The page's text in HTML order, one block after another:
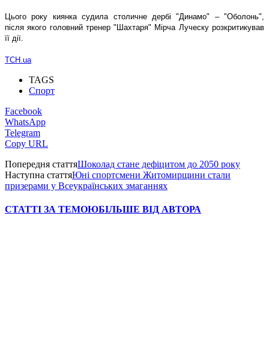
Цього року киянка судила столичне дербі "Динамо" – "Оболонь",
після якого головний тренер "Шахтаря" Мірча Луческу розкритикував
її дії.
ТСН.ua
TAGS
Спорт
Facebook
WhatsApp
Telegram
Copy URL
Попередня статтяШоколад стане дефіцитом до 2050 року
Наступна статтяЮні спортсмени Житомирщини стали
призерами у Всеукраїнських змаганнях
СТАТТІ ЗА ТЕМОЮБІЛЬШЕ ВІД АВТОРА